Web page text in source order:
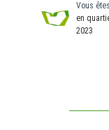
Vous
en
2023